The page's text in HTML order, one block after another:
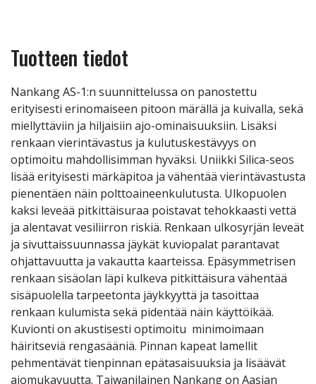
Tuotteen tiedot
Nankang AS-1:n suunnittelussa on panostettu
erityisesti erinomaiseen pitoon märällä ja kuivalla, sekä
miellyttäviin ja hiljaisiin ajo-ominaisuuksiin. Lisäksi
renkaan vierintävastus ja kulutuskestävyys on
optimoitu mahdollisimman hyväksi. Uniikki Silica-seos
lisää erityisesti märkäpitoa ja vähentää vierintävastusta
pienentäen näin polttoaineenkulutusta. Ulkopuolen
kaksi leveää pitkittäisuraa poistavat tehokkaasti vettä
ja alentavat vesiliirron riskiä. Renkaan ulkosyrjän leveät
ja sivuttaissuunnassa jäykät kuviopalat parantavat
ohjattavuutta ja vakautta kaarteissa. Epäsymmetrisen
renkaan sisäolan läpi kulkeva pitkittäisura vähentää
sisäpuolella tarpeetonta jäykkyyttä ja tasoittaa
renkaan kulumista sekä pidentää näin käyttöikää.
Kuvionti on akustisesti optimoitu minimoimaan
häiritseviä rengasääniä. Pinnan kapeat lamellit
pehmentävät tienpinnan epätasaisuuksia ja lisäävät
ajomukavuutta. Taiwanilainen Nankang on Aasian